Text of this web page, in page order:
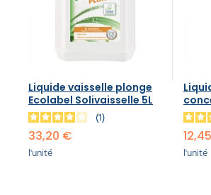
Liquide vaisselle plonge
Ecolabel Solivaisselle 5L
1
33,20 €
l'unité
l'unité